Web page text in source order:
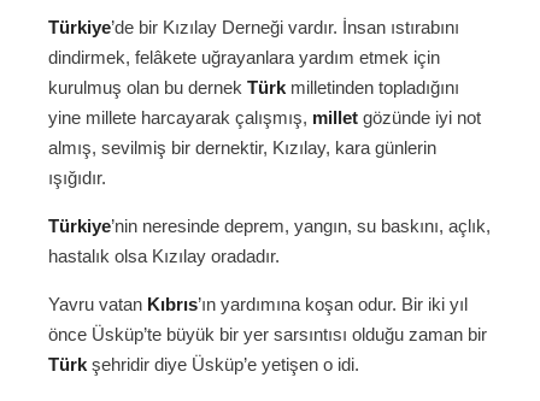
Türkiye’de bir Kızılay Derneği vardır. İnsan ıstırabını
dindirmek, felâkete uğrayanlara yardım etmek için
kurulmuş olan bu dernek Türk milletinden topladığını
yine millete harcayarak çalışmış, millet gözünde iyi not
almış, sevilmiş bir dernektir, Kızılay, kara günlerin
ışığıdır.
Türkiye’nin neresinde deprem, yangın, su baskını, açlık,
hastalık olsa Kızılay oradadır.
Yavru vatan Kıbrıs’ın yardımına koşan odur. Bir iki yıl
önce Üsküp’te büyük bir yer sarsıntısı olduğu zaman bir
Türk şehridir diye Üsküp’e yetişen o idi.